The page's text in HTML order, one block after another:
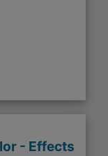
- Effects